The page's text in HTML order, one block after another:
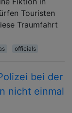
Touristen
Traumfahrt
officials
bei der
nicht einmal